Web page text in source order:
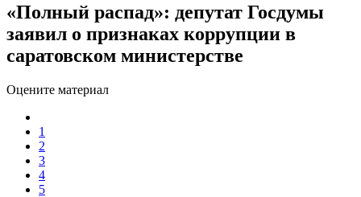
«Полный распад»: депутат Госдумы
заявил о признаках коррупции в
саратовском министерстве
Оцените материал
1
2
3
4
5